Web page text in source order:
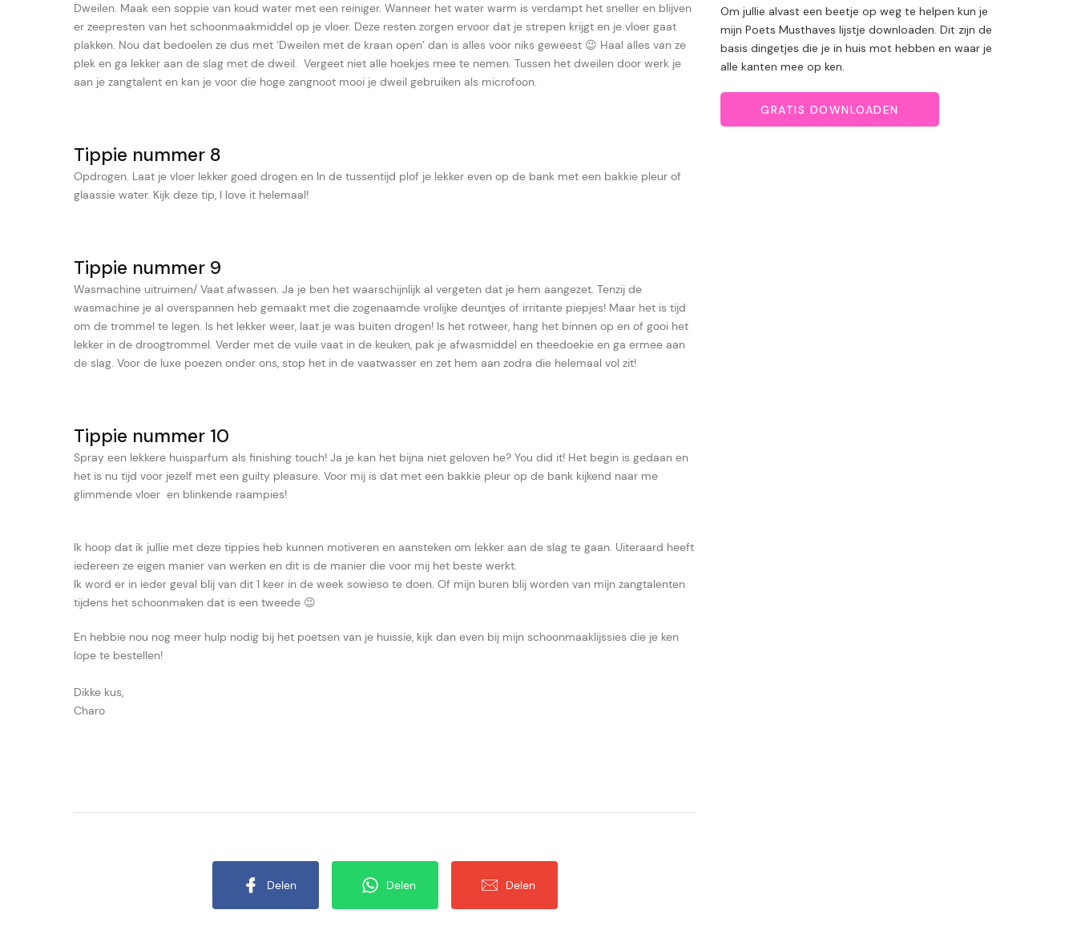
Dweilen. Maak een soppie van koud water met een reiniger. Wanneer het water warm is verdampt het sneller en blijven
er zeepresten van het schoonmaakmiddel op je vloer. Deze resten zorgen ervoor dat je strepen krijgt en je vloer gaat
plakken. Nou dat bedoelen ze dus met ‘Dweilen met de kraan open’ dan is alles voor niks geweest 😉 Haal alles van ze
plek en ga lekker aan de slag met de dweil. Vergeet niet alle hoekjes mee te nemen. Tussen het dweilen door werk je
aan je zangtalent en kan je voor die hoge zangnoot mooi je dweil gebruiken als microfoon.
Tippie nummer 8
Opdrogen. Laat je vloer lekker goed drogen en In de tussentijd plof je lekker even op de bank met een bakkie pleur of
glaassie water. Kijk deze tip, I love it helemaal!
Tippie nummer 9
Wasmachine uitruimen/ Vaat afwassen. Ja je ben het waarschijnlijk al vergeten dat je hem aangezet. Tenzij de
wasmachine je al overspannen heb gemaakt met die zogenaamde vrolijke deuntjes of irritante piepjes! Maar het is tijd
om de trommel te legen. Is het lekker weer, laat je was buiten drogen! Is het rotweer, hang het binnen op en of gooi het
lekker in de droogtrommel. Verder met de vuile vaat in de keuken, pak je afwasmiddel en theedoekie en ga ermee aan
de slag. Voor de luxe poezen onder ons, stop het in de vaatwasser en zet hem aan zodra die helemaal vol zit!
Tippie nummer 10
Spray een lekkere huisparfum als finishing touch! Ja je kan het bijna niet geloven he? You did it! Het begin is gedaan en
het is nu tijd voor jezelf met een guilty pleasure. Voor mij is dat met een bakkie pleur op de bank kijkend naar me
glimmende vloer en blinkende raampies!
Ik hoop dat ik jullie met deze tippies heb kunnen motiveren en aansteken om lekker aan de slag te gaan. Uiteraard heeft
iedereen ze eigen manier van werken en dit is de manier die voor mij het beste werkt.
Ik word er in ieder geval blij van dit 1 keer in de week sowieso te doen. Of mijn buren blij worden van mijn zangtalenten
tijdens het schoonmaken dat is een tweede 😉
En hebbie nou nog meer hulp nodig bij het poetsen van je huissie, kijk dan even bij mijn schoonmaaklijssies die je ken
lope te bestellen!
Dikke kus,
Charo
Delen Delen Delen
Om jullie alvast een beetje op weg te helpen kun je
mijn Poets Musthaves lijstje downloaden. Dit zijn de
basis dingetjes die je in huis mot hebben en waar je
alle kanten mee op ken.
GRATIS DOWNLOADEN